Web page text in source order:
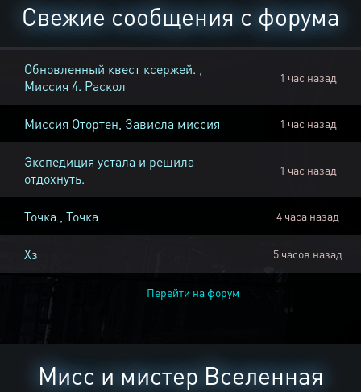
Свежие сообщения с форума
Обновленный квест ксержей. ,
Миссия 4. Раскол
1 час назад
Миссия Отортен, Зависла миссия 1 час назад
Экспедиция устала и решила
отдохнуть.
1 час назад
Точка , Точка 4 часа назад
Хз 5 часов назад
Перейти на форум
Мисс и мистер Вселенная